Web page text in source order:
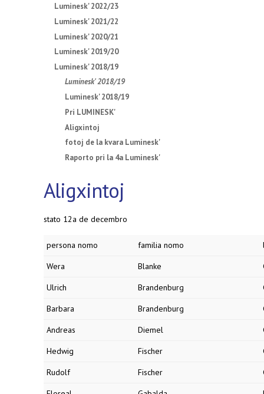
Luminesk' 2022/23
Luminesk' 2021/22
Luminesk' 2020/21
Luminesk' 2019/20
Luminesk' 2018/19
Luminesk' 2018/19
Luminesk' 2018/19
Pri LUMINESK'
Aligxintoj
fotoj de la kvara Luminesk'
Raporto pri la 4a Luminesk'
Aligxintoj
stato 12a de decembro
persona nomo familia nomo
Wera
Blanke
Ulrich
Brandenburg
Barbara
Brandenburg
Andreas
Diemel
Hedwig
Fischer
Rudolf
Fischer